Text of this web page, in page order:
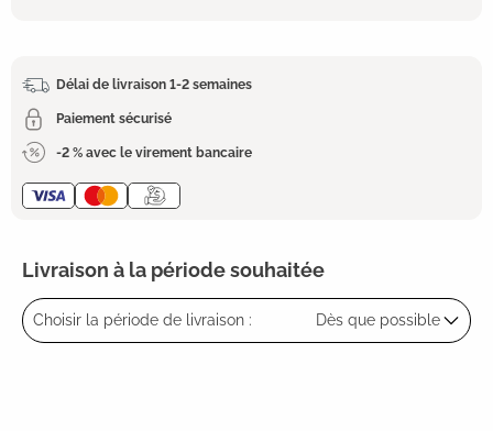
Délai de livraison 1-2 semaines
Paiement sécurisé
-2 % avec le virement bancaire
Livraison à la période souhaitée
Choisir la période de livraison : Dès que possible